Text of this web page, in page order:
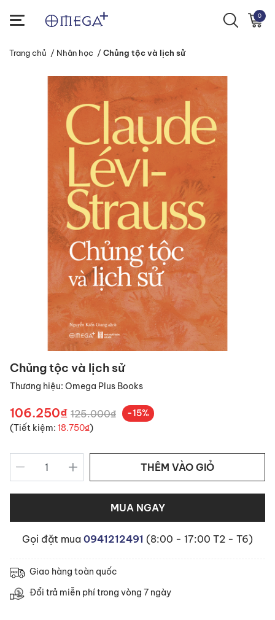
0
Trang chủ / Nhân học / Chủng tộc và lịch sử
Chủng tộc và lịch sử
Thương hiệu: Omega Plus Books
106.250₫ 125.000₫
-15%
(Tiết kiệm: 18.750₫)
THÊM VÀO GIỎ
MUA NGAY
Gọi đặt mua 0941212491 (8:00 - 17:00 T2 - T6)
Giao hàng toàn quốc
Đổi trả miễn phí trong vòng 7 ngày